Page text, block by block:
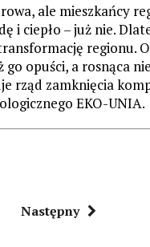
ale mieszkańcy
i ciepło – już nie.
regionu.
opuści, a rosnąca
rząd zamknięcia
EKO-UNIA.
Następny